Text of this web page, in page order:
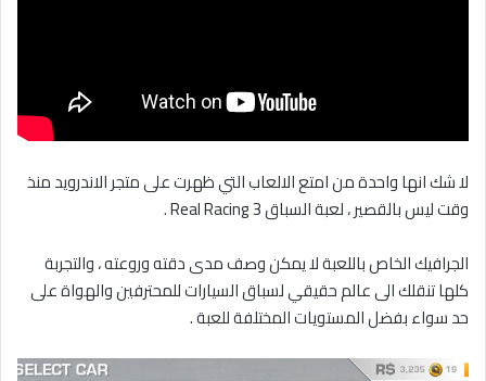
لا شك انها واحدة من امتع الالعاب التي ظهرت على متجر الاندرويد منذ
وقت ليس بالقصير ، لعبة السباق Real Racing 3 .
الجرافيك الخاص باللعبة لا يمكن وصف مدى دقته وروعته ، والتجربة
كلها تنقلك الى عالم حقيقي لسباق السيارات للمحترفين والهواة على
حد سواء بفضل المستويات المختلفة للعبة .